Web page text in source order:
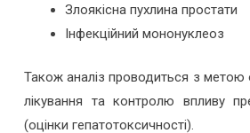
Злоякісна пухлина простати
Інфекційний мононуклеоз
Також аналіз проводиться з метою
лікування та контролю впливу
(оцінки гепатотоксичності).